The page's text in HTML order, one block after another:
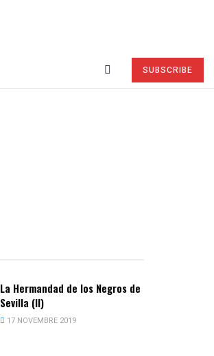
SUBSCRIBE
La Hermandad de los Negros de
Sevilla (II)
17 NOVEMBRE 2019